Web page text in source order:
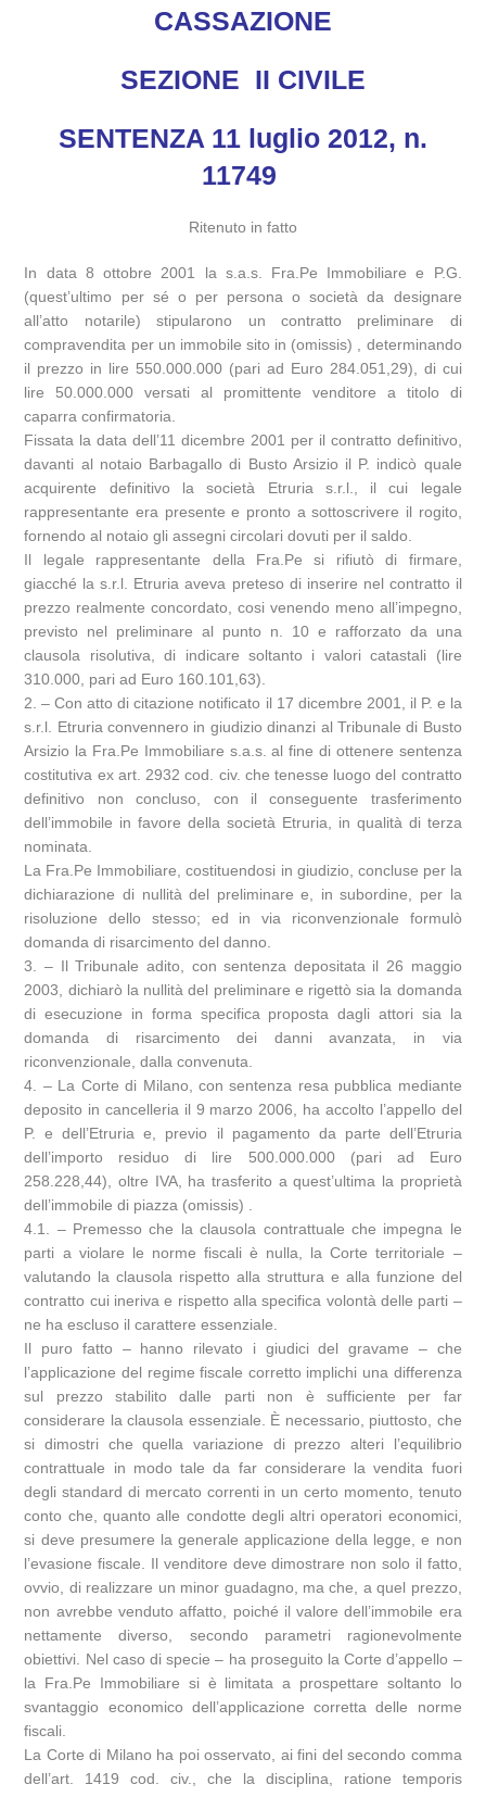
CASSAZIONE
SEZIONE II CIVILE
SENTENZA 11 luglio 2012, n.
11749
Ritenuto in fatto
In data 8 ottobre 2001 la s.a.s. Fra.Pe Immobiliare e P.G.
(quest’ultimo per sé o per persona o società da designare
all’atto notarile) stipularono un contratto preliminare di
compravendita per un immobile sito in (omissis) , determinando
il prezzo in lire 550.000.000 (pari ad Euro 284.051,29), di cui
lire 50.000.000 versati al promittente venditore a titolo di
caparra confirmatoria.
Fissata la data dell’11 dicembre 2001 per il contratto definitivo,
davanti al notaio Barbagallo di Busto Arsizio il P. indicò quale
acquirente definitivo la società Etruria s.r.l., il cui legale
rappresentante era presente e pronto a sottoscrivere il rogito,
fornendo al notaio gli assegni circolari dovuti per il saldo.
Il legale rappresentante della Fra.Pe si rifiutò di firmare,
giacché la s.r.l. Etruria aveva preteso di inserire nel contratto il
prezzo realmente concordato, cosi venendo meno all’impegno,
previsto nel preliminare al punto n. 10 e rafforzato da una
clausola risolutiva, di indicare soltanto i valori catastali (lire
310.000, pari ad Euro 160.101,63).
2. – Con atto di citazione notificato il 17 dicembre 2001, il P. e la
s.r.l. Etruria convennero in giudizio dinanzi al Tribunale di Busto
Arsizio la Fra.Pe Immobiliare s.a.s. al fine di ottenere sentenza
costitutiva ex art. 2932 cod. civ. che tenesse luogo del contratto
definitivo non concluso, con il conseguente trasferimento
dell’immobile in favore della società Etruria, in qualità di terza
nominata.
La Fra.Pe Immobiliare, costituendosi in giudizio, concluse per la
dichiarazione di nullità del preliminare e, in subordine, per la
risoluzione dello stesso; ed in via riconvenzionale formulò
domanda di risarcimento del danno.
3. – Il Tribunale adito, con sentenza depositata il 26 maggio
2003, dichiarò la nullità del preliminare e rigettò sia la domanda
di esecuzione in forma specifica proposta dagli attori sia la
domanda di risarcimento dei danni avanzata, in via
riconvenzionale, dalla convenuta.
4. – La Corte di Milano, con sentenza resa pubblica mediante
deposito in cancelleria il 9 marzo 2006, ha accolto l’appello del
P. e dell’Etruria e, previo il pagamento da parte dell’Etruria
dell’importo residuo di lire 500.000.000 (pari ad Euro
258.228,44), oltre IVA, ha trasferito a quest’ultima la proprietà
dell’immobile di piazza (omissis) .
4.1. – Premesso che la clausola contrattuale che impegna le
parti a violare le norme fiscali è nulla, la Corte territoriale –
valutando la clausola rispetto alla struttura e alla funzione del
contratto cui ineriva e rispetto alla specifica volontà delle parti –
ne ha escluso il carattere essenziale.
Il puro fatto – hanno rilevato i giudici del gravame – che
l’applicazione del regime fiscale corretto implichi una differenza
sul prezzo stabilito dalle parti non è sufficiente per far
considerare la clausola essenziale. È necessario, piuttosto, che
si dimostri che quella variazione di prezzo alteri l’equilibrio
contrattuale in modo tale da far considerare la vendita fuori
degli standard di mercato correnti in un certo momento, tenuto
conto che, quanto alle condotte degli altri operatori economici,
si deve presumere la generale applicazione della legge, e non
l’evasione fiscale. Il venditore deve dimostrare non solo il fatto,
ovvio, di realizzare un minor guadagno, ma che, a quel prezzo,
non avrebbe venduto affatto, poiché il valore dell’immobile era
nettamente diverso, secondo parametri ragionevolmente
obiettivi. Nel caso di specie – ha proseguito la Corte d’appello –
la Fra.Pe Immobiliare si è limitata a prospettare soltanto lo
svantaggio economico dell’applicazione corretta delle norme
fiscali.
La Corte di Milano ha poi osservato, ai fini del secondo comma
dell’art. 1419 cod. civ., che la disciplina, ratione temporis